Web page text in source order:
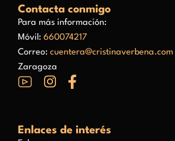
Contacta conmigo
Para más información:
Móvil: 660074217
Correo: cuentera@cristinaverbena.com
Zaragoza
Enlaces de interés